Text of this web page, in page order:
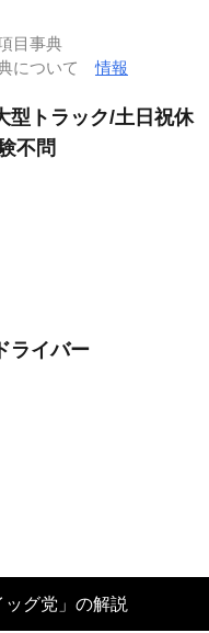
目事典
典について情報
型トラック/土日祝休
不問
ライバー
ッグ党」の解説